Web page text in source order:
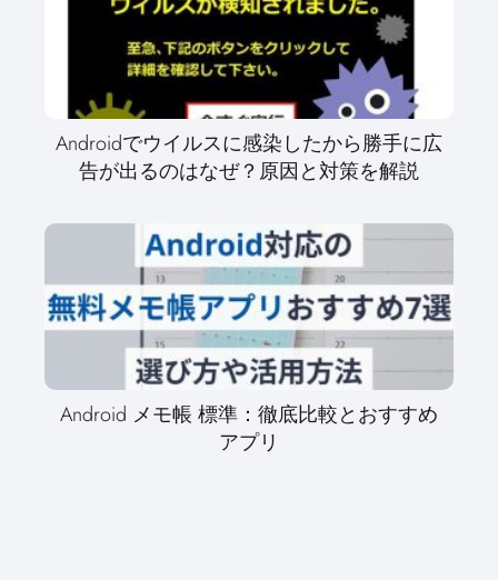
Androidでウイルスに感染したから勝手に広
告が出るのはなぜ？原因と対策を解説
Android メモ帳 標準：徹底比較とおすすめ
アプリ